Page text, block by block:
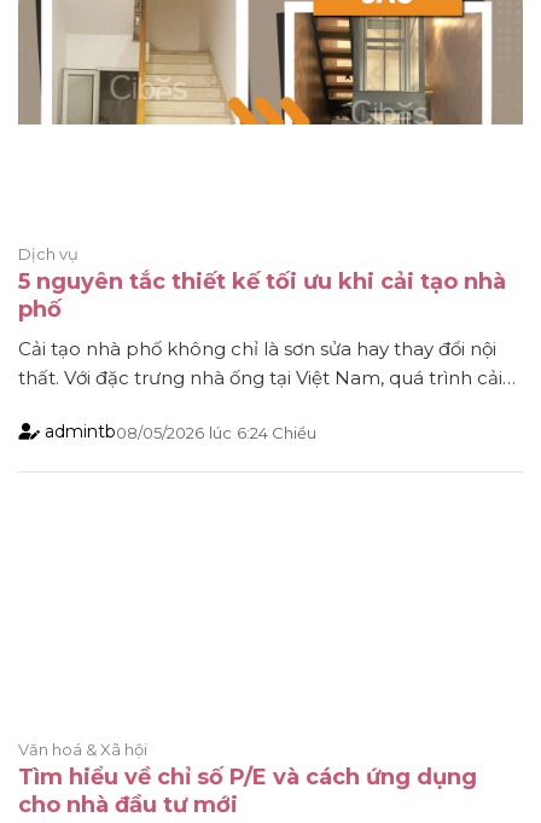
Dịch vụ
5 nguyên tắc thiết kế tối ưu khi cải tạo nhà
phố
Cải tạo nhà phố không chỉ là sơn sửa hay thay đổi nội
thất. Với đặc trưng nhà ống tại Việt Nam, quá trình cải
chuyển và nhu cầu sử dụng lâu dài. Nếu thiết kế thiếu
admintb08/05/2026 lúc 6:24 Chiều
Văn hoá & Xã hội
Tìm hiểu về chỉ số P/E và cách ứng dụng
cho nhà đầu tư mới